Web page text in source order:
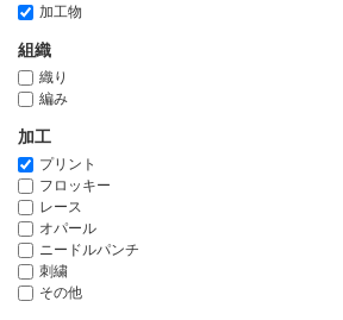
加工物
組織
織り
編み
加工
プリント
フロッキー
レース
オパール
ニードルパンチ
刺繍
その他